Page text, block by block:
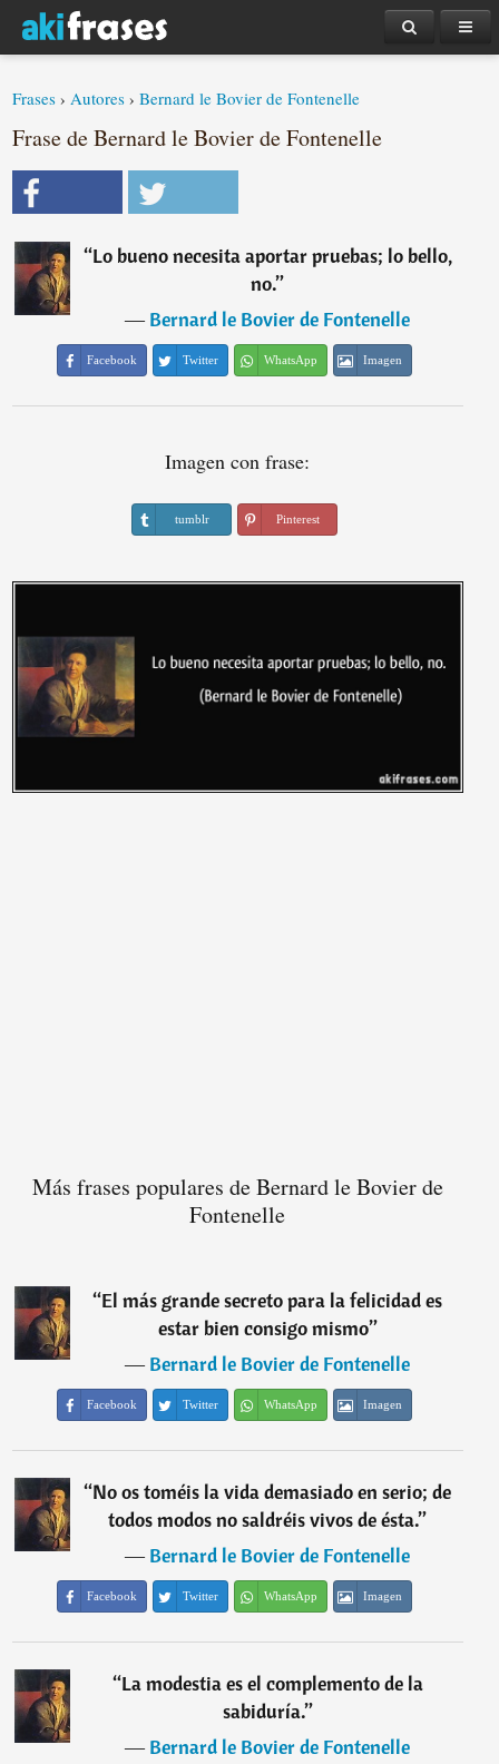
Frases ›Autores ›Bernard le Bovier de Fontenelle
Frase de Bernard le Bovier de Fontenelle
“Lo bueno necesita aportar pruebas; lo bello,
no.”
―Bernard le Bovier de Fontenelle
Facebook Twitter WhatsApp Imagen
Imagen con frase:
tumblr Pinterest
Más frases populares de Bernard le Bovier de
Fontenelle
“El más grande secreto para la felicidad es
estar bien consigo mismo”
―Bernard le Bovier de Fontenelle
Facebook Twitter WhatsApp Imagen
“No os toméis la vida demasiado en serio; de
todos modos no saldréis vivos de ésta.”
―Bernard le Bovier de Fontenelle
Facebook Twitter WhatsApp Imagen
“La modestia es el complemento de la
sabiduría.”
―Bernard le Bovier de Fontenelle